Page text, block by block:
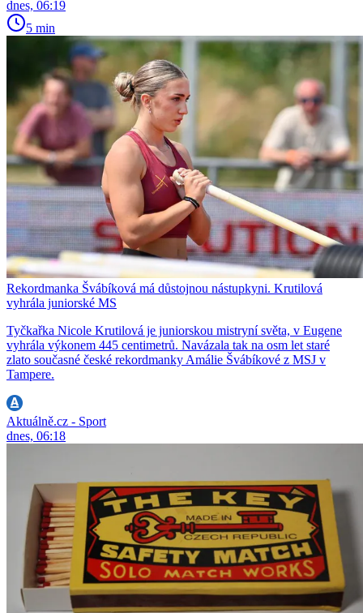
dnes, 06:19
5 min
Rekordmanka Švábíková má důstojnou nástupkyni. Krutilová
vyhrála juniorské MS
Tyčkařka Nicole Krutilová je juniorskou mistryní světa, v Eugene
vyhrála výkonem 445 centimetrů. Navázala tak na osm let staré
zlato současné české rekordmanky Amálie Švábíkové z MSJ v
Tampere.
Aktuálně.cz - Sport
dnes, 06:18